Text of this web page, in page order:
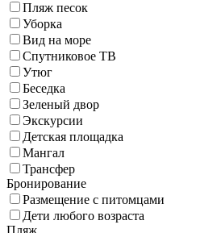
Пляж песок
Уборка
Вид на море
Спутниковое ТВ
Утюг
Беседка
Зеленый двор
Экскурсии
Детская площадка
Мангал
Трансфер
Бронирование
Размещение с питомцами
Дети любого возраста
Пляж